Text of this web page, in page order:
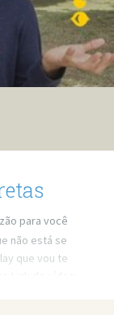
para você
não está se
que vou te